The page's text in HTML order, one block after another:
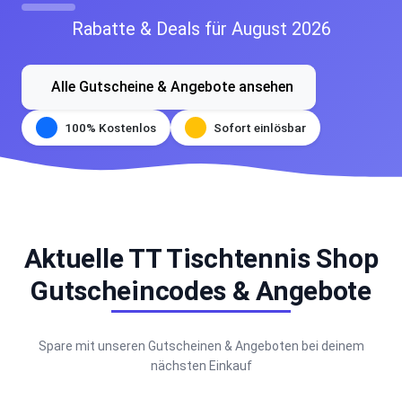
Rabatte & Deals für August 2026
Alle Gutscheine & Angebote ansehen
100% Kostenlos Sofort einlösbar
Aktuelle TT Tischtennis Shop
Gutscheincodes & Angebote
Spare mit unseren Gutscheinen & Angeboten bei deinem
nächsten Einkauf